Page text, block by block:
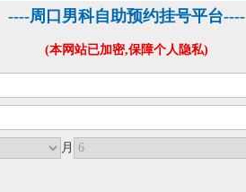
----周口男科自助预约挂号平台----
(本网站已加密,保障个人隐私)
月